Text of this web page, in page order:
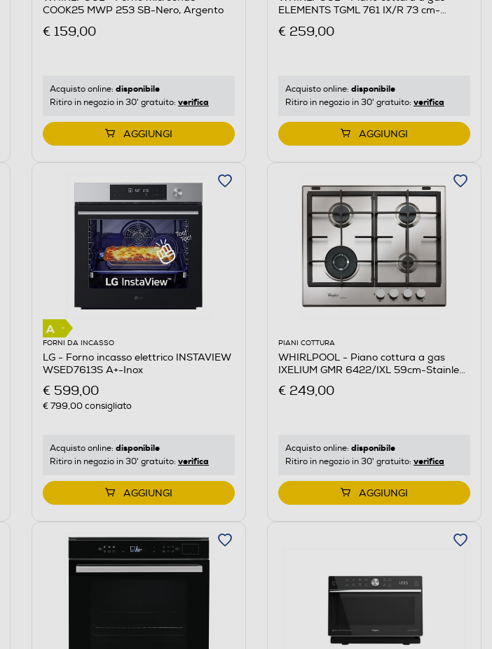
COOK25 MWP 253 SB-Nero, Argento
€ 159,00
Acquisto online: disponibile
Ritiro in negozio in 30' gratuito: verifica
AGGIUNGI
ELEMENTS TGML 761 IX/R 73 cm-
€ 259,00
Acquisto online: disponibile
Ritiro in negozio in 30' gratuito: verifica
AGGIUNGI
FORNI DA INCASSO
LG - Forno incasso elettrico INSTAVIEW
WSED7613S A+-Inox
€ 599,00
€ 799,00consigliato
Acquisto online: disponibile
Ritiro in negozio in 30' gratuito: verifica
AGGIUNGI
PIANI COTTURA
WHIRLPOOL - Piano cottura a gas
IXELIUM GMR 6422/IXL 59cm-Stainless
€ 249,00
Acquisto online: disponibile
Ritiro in negozio in 30' gratuito: verifica
AGGIUNGI